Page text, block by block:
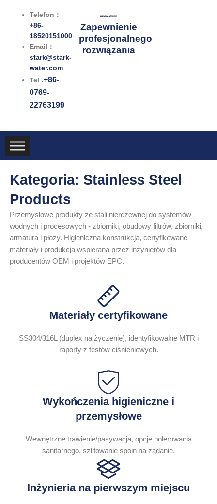
Telefon：
+86-
18520151000
Email：
stark@stark-
water.com
Tel :+86-
0769-
22763199
Zapewnienie
profesjonalnego
rozwiązania
Kategoria: Stainless Steel
Products
Przemysłowe produkty ze stali nierdzewnej do systemów
wodnych i procesowych - zbiorniki, obudowy filtrów, zbiorniki,
armatura i płozy. Higieniczna konstrukcja, certyfikowane
materiały i produkcja wspierana przez inżynierów dla
producentów OEM i projektów EPC.
Materiały certyfikowane
SS304/316L (duplex na życzenie), identyfikowalne MTR i
raporty z testów ciśnieniowych.
Wykończenia higieniczne i
przemysłowe
Wewnętrzne trawienie/pasywacja, opcje polerowania
sanitarnego, szlifowanie spoin na żądanie.
Inżynieria na pierwszym miejscu